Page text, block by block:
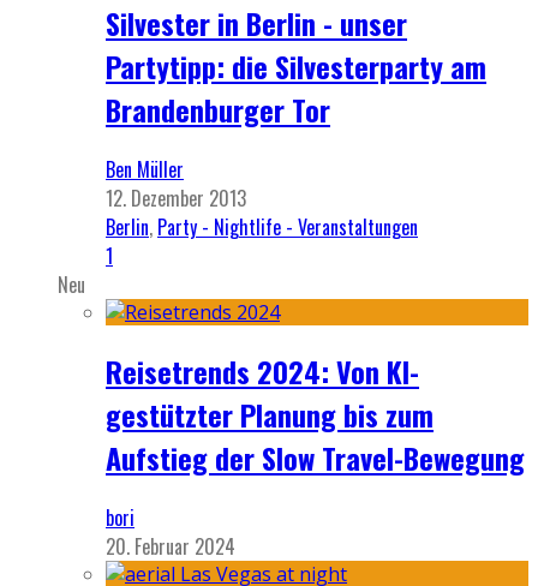
Silvester in Berlin - unser
Partytipp: die Silvesterparty am
Brandenburger Tor
Ben Müller
12. Dezember 2013
Berlin, Party - Nightlife - Veranstaltungen
1
Neu
Reisetrends 2024: Von KI-
gestützter Planung bis zum
Aufstieg der Slow Travel-Bewegung
bori
20. Februar 2024